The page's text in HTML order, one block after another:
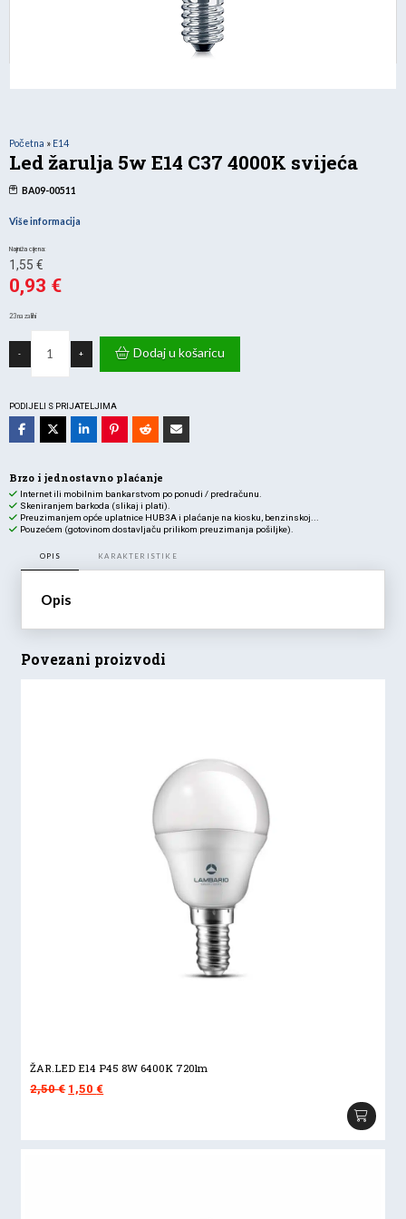
Početna » E14
Led žarulja 5w E14 C37 4000K svijeća
BA09-00511
Više informacija
1,55 €Izvorna
cijena
je:
1,55 €.
0,93 €
cijena
je:
0,93 €.
23 na zalihi
-
E14
C37
količina
+ Dodaj u košaricu
PODIJELI S PRIJATELJIMA
Brzo i jednostavno plaćanje
Internet ili mobilnim bankarstvom po ponudi / predračunu.
Skeniranjem barkoda (slikaj i plati).
Preuzimanjem opće uplatnice HUB3A i plaćanje na kiosku, benzinskoj...
Pouzećem (gotovinom dostavljaču prilikom preuzimanja pošiljke).
OPIS KARAKTERISTIKE
Opis
Povezani proizvodi
ŽAR.LED E14 P45 8W 6400K 720lm
2,50€ Izvorna
je:
1,50€Trenutna
1,50 €.